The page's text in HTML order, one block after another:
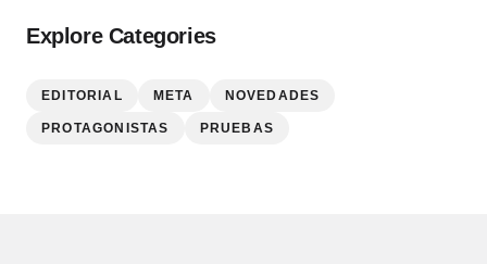
Explore Categories
EDITORIAL META NOVEDADES
PROTAGONISTAS PRUEBAS